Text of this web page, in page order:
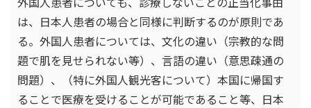
は、日本人患者の場合と同様に判断するのが原則であ
る。外国人患者については、文化の違い（宗教的な問
題で肌を見せられない等）、言語の違い（意思疎通の
問題）、（特に外国人観光客について）本国に帰国す
ることで医療を受けることが可能であること等、日本